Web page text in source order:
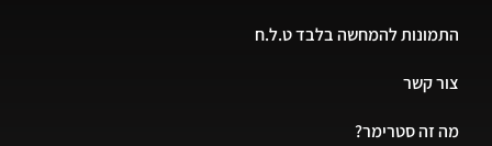
התמונות להמחשה בלבד ט.ל.ח
צור קשר
מה זה סטרימר?